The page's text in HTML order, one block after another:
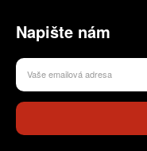
Napište nám